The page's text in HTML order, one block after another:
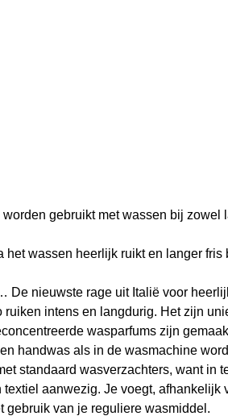
gebruikt met wassen bij zowel
wassen heerlijk ruikt en langer fris
nieuwste rage uit Italië voor
intens en langdurig. Het zijn
wasparfums zijn
handwas als in de wasmachine
standaard wasverzachters, want in
aanwezig. Je voegt, afhankelijk
gebruik van je reguliere wasmiddel.